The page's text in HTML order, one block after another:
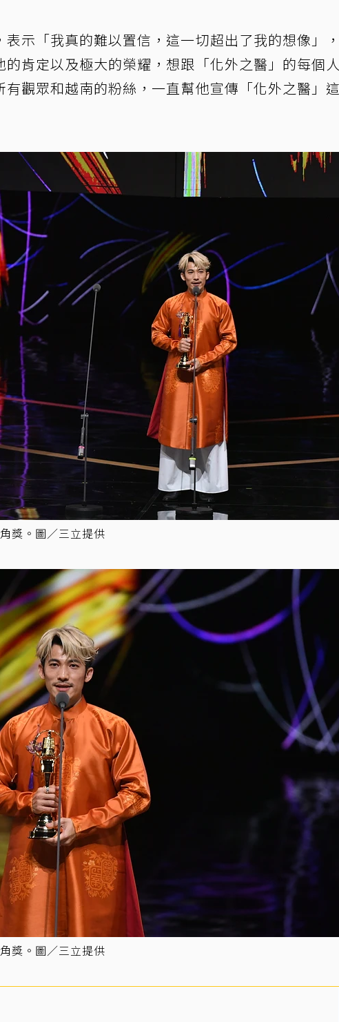
示「我真的難以置信，這一切超出了我的想像」，
的肯定以及極大的榮耀，想跟「化外之醫」的每個人
觀眾和越南的粉絲，一直幫他宣傳「化外之醫」這
獎。圖／三立提供
獎。圖／三立提供